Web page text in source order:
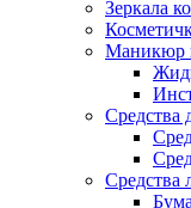
Зеркала
Маникюр
Средства
Средства